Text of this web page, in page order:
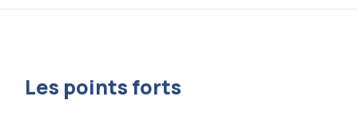
Les points forts